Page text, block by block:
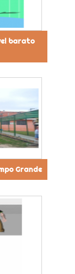
barato
Grande